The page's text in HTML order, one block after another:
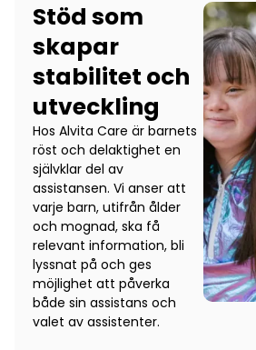
Stöd som
skapar
stabilitet och
utveckling
Hos Alvita Care är barnets
röst och delaktighet en
självklar del av
assistansen. Vi anser att
varje barn, utifrån ålder
och mognad, ska få
relevant information, bli
lyssnat på och ges
möjlighet att påverka
både sin assistans och
valet av assistenter.